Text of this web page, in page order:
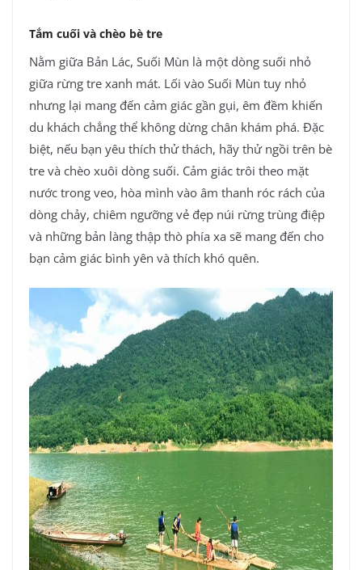
Tắm cuối và chèo bè tre
Nằm giữa Bản Lác, Suối Mùn là một dòng suối nhỏ
giữa rừng tre xanh mát. Lối vào Suối Mùn tuy nhỏ
nhưng lại mang đến cảm giác gần gụi, êm đềm khiến
du khách chẳng thể không dừng chân khám phá. Đặc
biệt, nếu bạn yêu thích thử thách, hãy thử ngồi trên bè
tre và chèo xuôi dòng suối. Cảm giác trôi theo mặt
nước trong veo, hòa mình vào âm thanh róc rách của
dòng chảy, chiêm ngưỡng vẻ đẹp núi rừng trùng điệp
và những bản làng thập thò phía xa sẽ mang đến cho
bạn cảm giác bình yên và thích khó quên.